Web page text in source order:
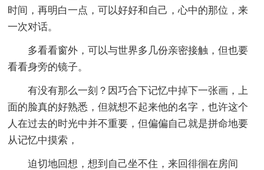
时间，再明白一点，可以好好和自己，心中的那位，来
一次对话。
多看看窗外，可以与世界多几份亲密接触，但也要
看看身旁的镜子。
有没有那么一刻？因巧合下记忆中掉下一张画，上
面的脸真的好熟悉，但就想不起来他的名字，也许这个
人在过去的时光中并不重要，但偏偏自己就是拼命地要
从记忆中摸索，
迫切地回想，想到自己坐不住，来回徘徊在房间